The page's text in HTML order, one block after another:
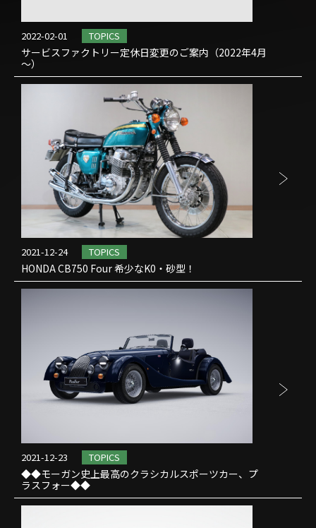
2022-02-01 TOPICS
サービスファクトリー定休日変更のご案内（2022年4月
～）
2021-12-24 TOPICS
HONDA CB750 Four 希少なK0・砂型！
2021-12-23 TOPICS
◆◆モーガン史上最高のクラシカルスポーツカー、プ
ラスフォー◆◆